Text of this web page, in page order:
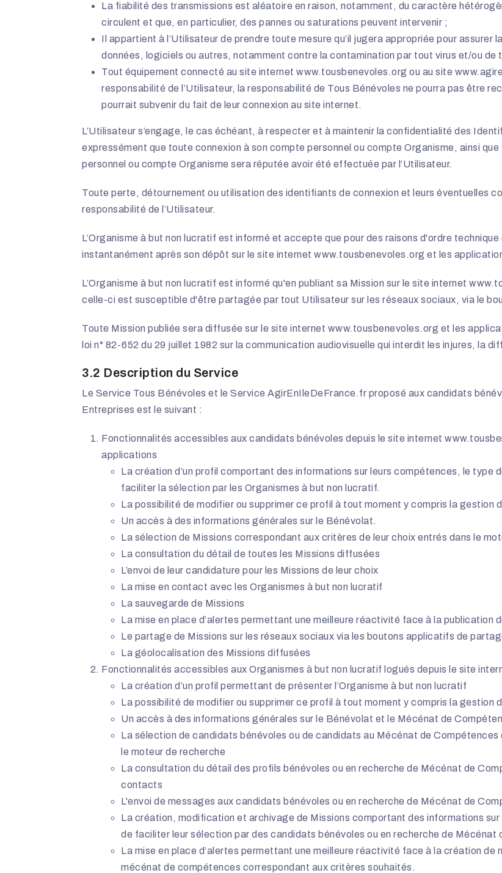
La fiabilité des transmissions est aléatoire en raison, notamment, du caractère
circulent et que, en particulier, des pannes ou saturations peuvent intervenir ;
Il appartient à l’Utilisateur de prendre toute mesure qu’il jugera appropriée pour assurer
données, logiciels ou autres, notamment contre la contamination par tout virus et/ou de
Tout équipement connecté au site internetwww.tousbenevoles.org ou au site
responsabilité de l’Utilisateur, la responsabilité de Tous Bénévoles ne pourra pas être
pourrait subvenir du fait de leur connexion au site internet.
L’Utilisateur s’engage, le cas échéant, à respecter et à maintenir la confidentialité des
expressément que toute connexion à son compte personnel ou compte Organisme, ainsi
personnel ou compte Organisme sera réputée avoir été effectuée par l’Utilisateur.
Toute perte, détournement ou utilisation des identifiants de connexion et leurs éventuelles
responsabilité de l’Utilisateur.
L’Organisme à but non lucratif est informé et accepte que pour des raisons d'ordre
instantanément après son dépôt sur le site internet www.tousbenevoles.org et les
L’Organisme à but non lucratif est informé qu'en publiant sa Mission sur le site internet
celle-ci est susceptible d'être partagée par tout Utilisateur sur les réseaux sociaux, via le
Toute Mission publiée sera diffusée sur le site internet www.tousbenevoles.org et les
loi n° 82-652 du 29 juillet 1982 sur la communication audiovisuelle qui interdit les injures, la
3.2 Description du Service
Le Service Tous Bénévoles et le Service AgirEnIleDeFrance.fr proposé aux candidats
Entreprises est le suivant :
Fonctionnalités accessibles aux candidats bénévoles depuis le site internet
applications
La création d’un profil comportant des informations sur leurs compétences, le type
faciliter la sélection par les Organismes à but non lucratif.
La possibilité de modifier ou supprimer ce profil à tout moment y compris la gestion
Un accès à des informations générales sur le Bénévolat.
La sélection de Missions correspondant aux critères de leur choix entrés dans le
La consultation du détail de toutes les Missions diffusées
L’envoi de leur candidature pour les Missions de leur choix
La mise en contact avec les Organismes à but non lucratif
La sauvegarde de Missions
La mise en place d’alertes permettant une meilleure réactivité face à la publication
Le partage de Missions sur les réseaux sociaux via les boutons applicatifs de
La géolocalisation des Missions diffusées
Fonctionnalités accessibles aux Organismes à but non lucratif logués depuis le site
La création d’un profil permettant de présenter l’Organisme à but non lucratif
La possibilité de modifier ou supprimer ce profil à tout moment y compris la gestion
Un accès à des informations générales sur le Bénévolat et le Mécénat de
La sélection de candidats bénévoles ou de candidats au Mécénat de
le moteur de recherche
La consultation du détail des profils bénévoles ou en recherche de Mécénat de
contacts
L'envoi de messages aux candidats bénévoles ou en recherche de Mécénat de
La création, modification et archivage de Missions comportant des informations
de faciliter leur sélection par des candidats bénévoles ou en recherche de Mécénat
La mise en place d’alertes permettant une meilleure réactivité face à la création de
mécénat de compétences correspondant aux critères souhaités.